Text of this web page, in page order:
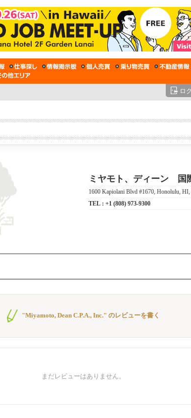
ロ
ミヤモト、ディーン 国
1600 Kapiolani Blvd #1670, Honolulu, HI,
TEL : +1 (808) 973-9300
"Miyamoto, Dean C.P.A., Inc." のレビューを書く
まだレビューはありません。